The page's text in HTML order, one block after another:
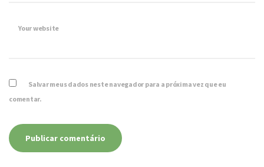
Your website
Salvar meus dados neste navegador para a próxima vez que eu
comentar.